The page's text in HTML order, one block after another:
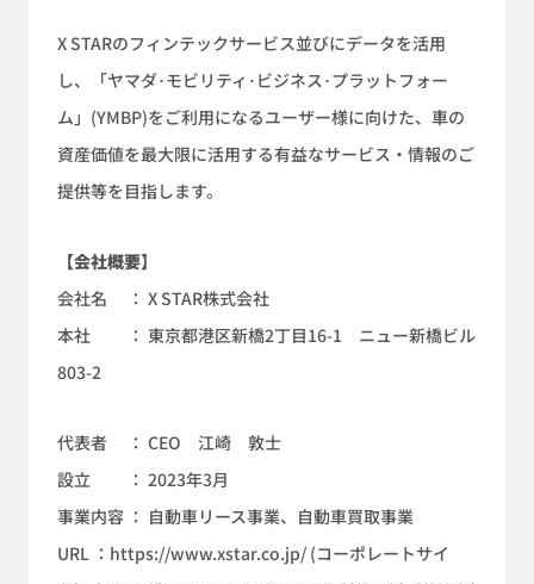
X STARのフィンテックサービス並びにデータを活用
し、「ヤマダ･モビリティ･ビジネス･プラットフォー
ム」(YMBP)をご利用になるユーザー様に向けた、車の
資産価値を最大限に活用する有益なサービス・情報のご
提供等を目指します。
【会社概要】
会社名 ： X STAR株式会社
本社 ： 東京都港区新橋2丁目16-1 ニュー新橋ビル
803-2
代表者 ： CEO 江崎 敦士
設立 ： 2023年3月
事業内容 ： 自動車リース事業、自動車買取事業
URL ： https://www.xstar.co.jp/(コーポレートサイ